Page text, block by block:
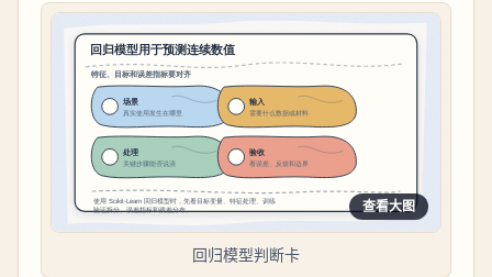
查看大图
回归模型判断卡